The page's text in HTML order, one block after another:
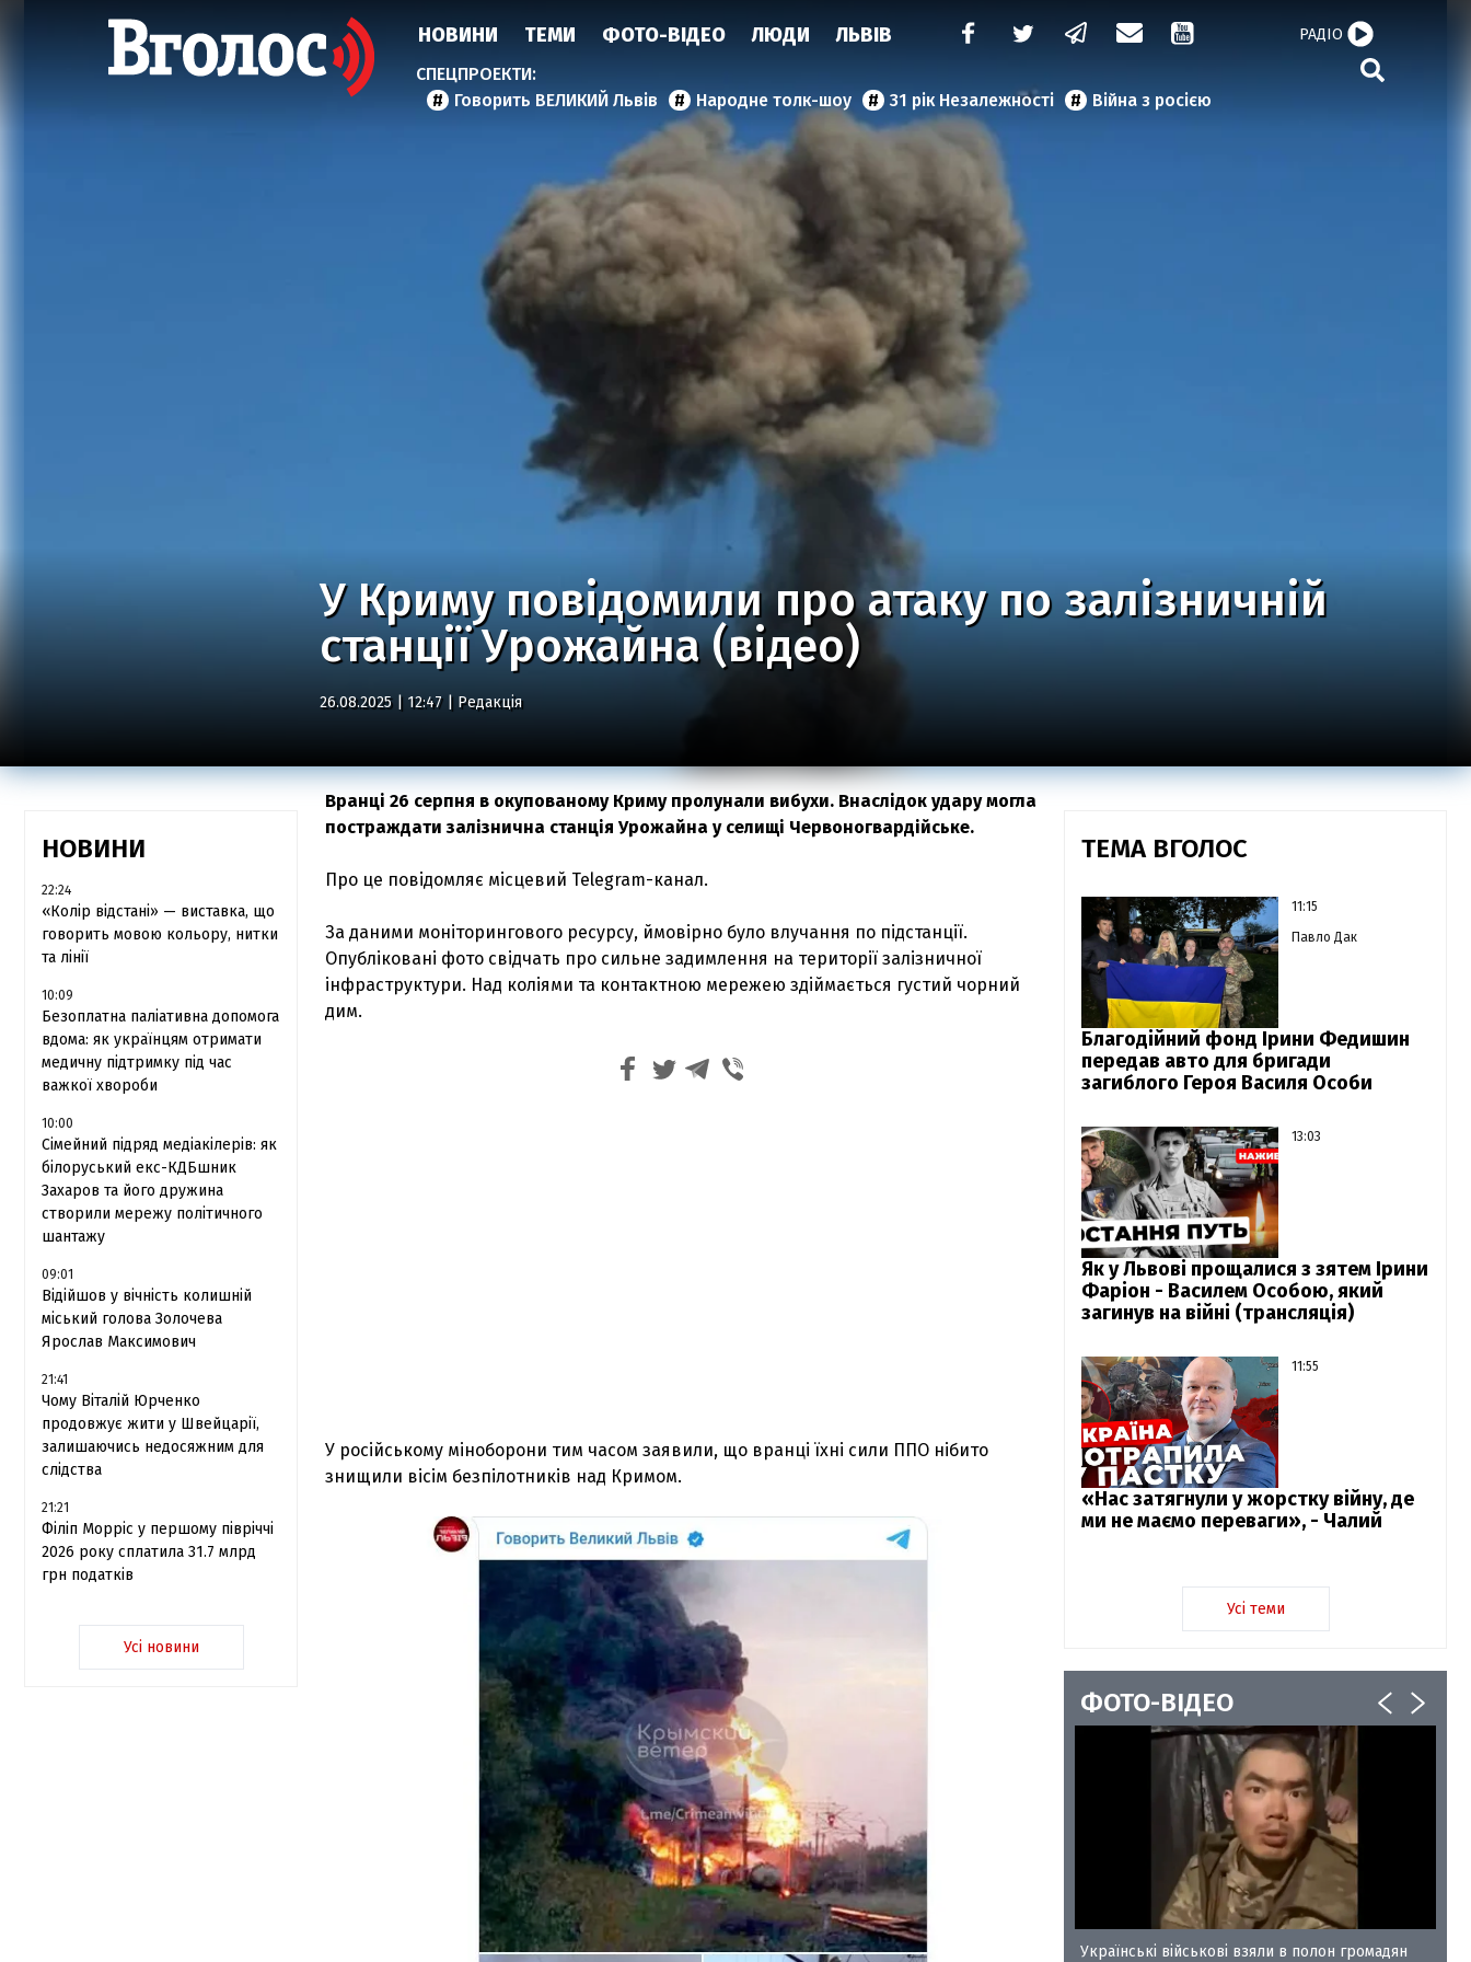
НОВИНИ ТЕМИ ФОТО-ВІДЕО ЛЮДИ ЛЬВІВ
Говорить ВЕЛИКИЙ Львів Народне толк-шоу 31 рік Незалежності Війна з росією
РАДІО
У Криму повідомили про атаку по залізничній
станції Урожайна (відео)
26.08.2025 | 12:47 | Редакція
НОВИНИ
22:24
«Колір відстані» — виставка, що
говорить мовою кольору, нитки
та лінії
10:09
Безоплатна паліативна допомога
вдома: як українцям отримати
медичну підтримку під час
важкої хвороби
10:00
Сімейний підряд медіакілерів: як
білоруський екс-КДБшник
Захаров та його дружина
створили мережу політичного
шантажу
09:01
Відійшов у вічність колишній
міський голова Золочева
Ярослав Максимович
21:41
Чому Віталій Юрченко
продовжує жити у Швейцарії,
залишаючись недосяжним для
слідства
21:21
Філіп Морріс у першому півріччі
2026 року сплатила 31.7 млрд
грн податків
Усі новини
Вранці 26 серпня в окупованому Криму пролунали вибухи. Внаслідок удару могла
постраждати залізнична станція Урожайна у селищі Червоногвардійське.
Про це повідомляє місцевий Telegram-канал.
За даними моніторингового ресурсу, ймовірно було влучання по підстанції.
Опубліковані фото свідчать про сильне задимлення на території залізничної
інфраструктури. Над коліями та контактною мережею здіймається густий чорний
дим.
У російському міноборони тим часом заявили, що вранці їхні сили ППО нібито
знищили вісім безпілотників над Кримом.
ТЕМА ВГОЛОС
11:15
Павло Дак
Благодійний фонд Ірини Федишин
передав авто для бригади
загиблого Героя Василя Особи
13:03
Як у Львові прощалися з зятем Ірини
Фаріон - Василем Особою, який
загинув на війні (трансляція)
11:55
«Нас затягнули у жорстку війну, де
ми не маємо переваги», - Чалий
Усі теми
ФОТО-ВІДЕО
З'явилося відео знищеного ворожого Су-35 Українські військові взяли в полон громадян